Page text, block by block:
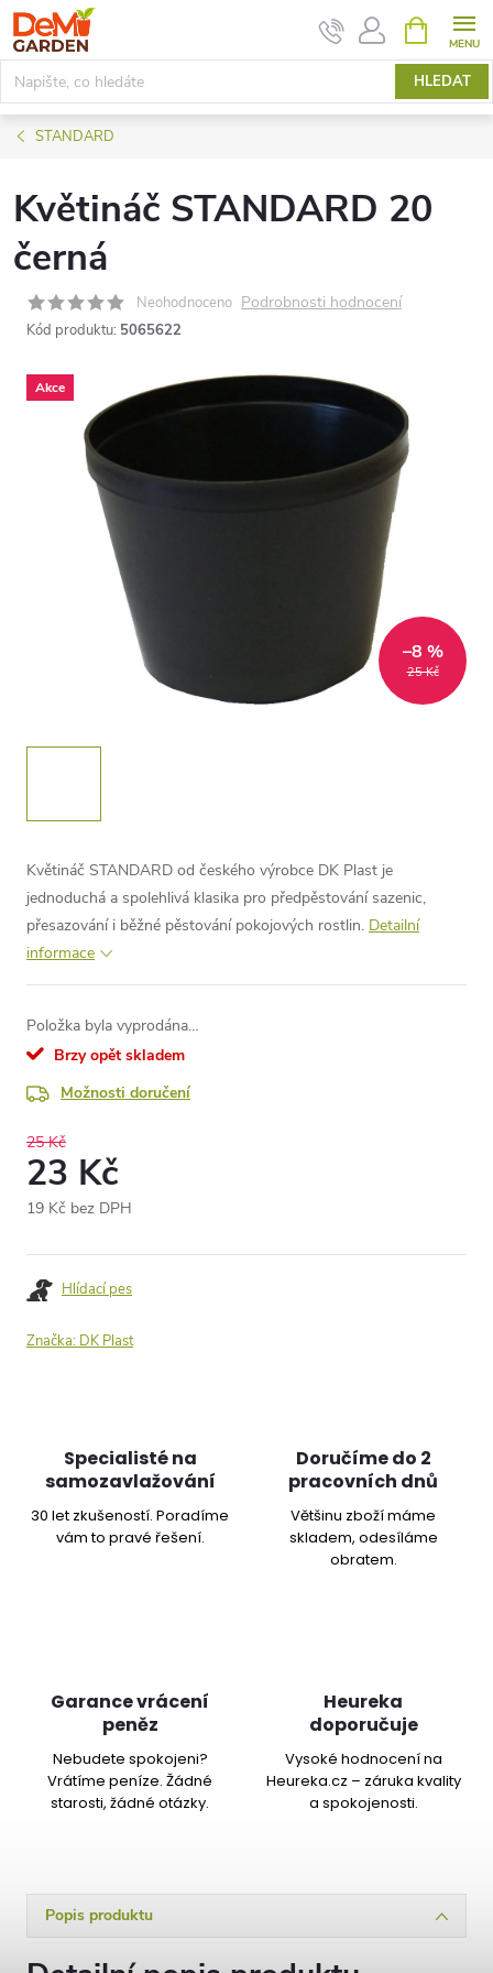
Přejít
na
obsah
HLEDAT
NÁKUPNÍ
KOŠÍK
STANDARD
Květináč STANDARD 20
černá
Neohodnoceno Podrobnosti hodnocení
Kód produktu: 5065622
Akce
25 Kč
–8 %
Květináč STANDARD od českého výrobce DK Plast je
jednoduchá a spolehlivá klasika pro předpěstování sazenic,
přesazování i běžné pěstování pokojových rostlin. Detailní
informace
Položka byla vyprodána…
Brzy opět skladem
Možnosti doručení
25 Kč
23 Kč
19 Kč bez DPH
cena:
Hlídací pes
Značka: DK Plast
Specialisté na
samozavlažování
30 let zkušeností. Poradíme
vám to pravé řešení.
Doručíme do 2
pracovních dnů
Většinu zboží máme
skladem, odesíláme
obratem.
Garance vrácení
peněz
Nebudete spokojeni?
Vrátíme peníze. Žádné
starosti, žádné otázky.
Heureka
doporučuje
Vysoké hodnocení na
Heureka.cz – záruka kvality
a spokojenosti.
Popis produktu